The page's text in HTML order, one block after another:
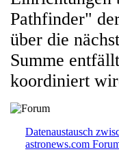
Pathfinder"
über die
Summe
koordiniert
Datenaustausch
astronews.com